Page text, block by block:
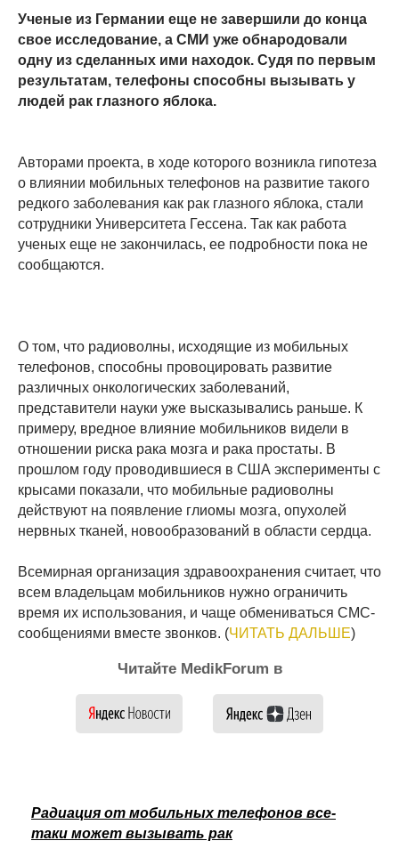
Ученые из Германии еще не завершили до конца
свое исследование, а СМИ уже обнародовали
одну из сделанных ими находок. Судя по первым
результатам, телефоны способны вызывать у
людей рак глазного яблока.
Авторами проекта, в ходе которого возникла гипотеза
о влиянии мобильных телефонов на развитие такого
редкого заболевания как рак глазного яблока, стали
сотрудники Университета Гессена. Так как работа
ученых еще не закончилась, ее подробности пока не
сообщаются.
О том, что радиоволны, исходящие из мобильных
телефонов, способны провоцировать развитие
различных онкологических заболеваний,
представители науки уже высказывались раньше. К
примеру, вредное влияние мобильников видели в
отношении риска рака мозга и рака простаты. В
прошлом году проводившиеся в США эксперименты с
крысами показали, что мобильные радиоволны
действуют на появление глиомы мозга, опухолей
нервных тканей, новообразований в области сердца.
Всемирная организация здравоохранения считает, что
всем владельцам мобильников нужно ограничить
время их использования, и чаще обмениваться СМС-
сообщениями вместе звонков. (ЧИТАТЬ ДАЛЬШЕ)
Читайте MedikForum в
Радиация от мобильных телефонов все-
таки может вызывать рак